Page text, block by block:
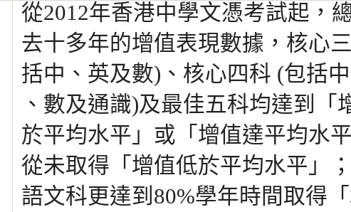
從2012年香港中學文憑考試起，
去十多年的增值表現數據，核心
括中、英及數)、核心四科 (包括
、 數及通識)及最佳五科均達到「
於平均水平」或「增值達平均水平
從未取得「增值低於平均水平」
語文科更達到80%學年時間取得